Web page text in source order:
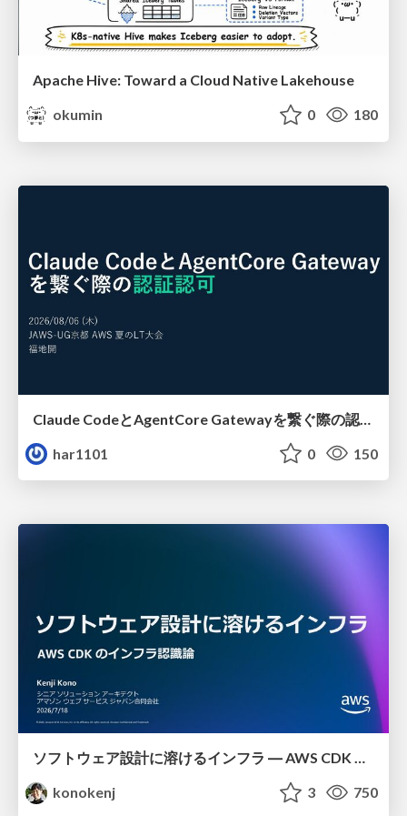
Apache Hive: Toward a Cloud Native Lakehouse
okumin
0 180
har1101
0 150
ソフトウェア設計に溶けるインフラ ― AWS CDK のインフラ認識論
konokenj
3 750